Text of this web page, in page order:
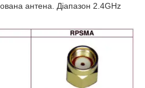
антена. Діапазон 2.4GHz